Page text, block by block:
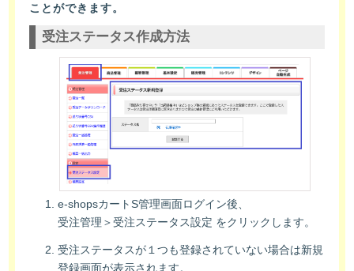
ことができます。
受注ステータス作成方法
e-shopsカートS管理画面ログイン後、
受注管理＞受注ステータス設定 をクリックします。
受注ステータスが１つも登録されていない場合は新規
登録画面が表示されます。